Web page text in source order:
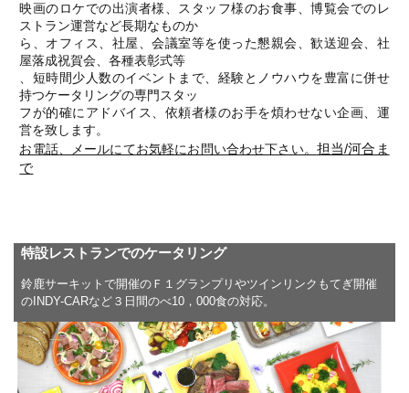
映画のロケでの出演者様、スタッフ様のお食事、博覧会でのレ
ストラン運営など長期なものか
ら、オフィス、社屋、会議室等を使った懇親会、歓送迎会、社
屋落成祝賀会、各種表彰式等
、短時間少人数のイベントまで、経験とノウハウを豊富に併せ
持つケータリングの専門スタッ
フが的確にアドバイス、依頼者様のお手を煩わせない企画、運
営を致します。
お電話、メールにてお気軽にお問い合わせ下さい。 担当/河合ま
で
特設レストランでのケータリング
鈴鹿サーキットで開催のＦ１グランプリやツインリンクもてぎ開催
のINDY-CARなど３日間のべ10，000食の対応。